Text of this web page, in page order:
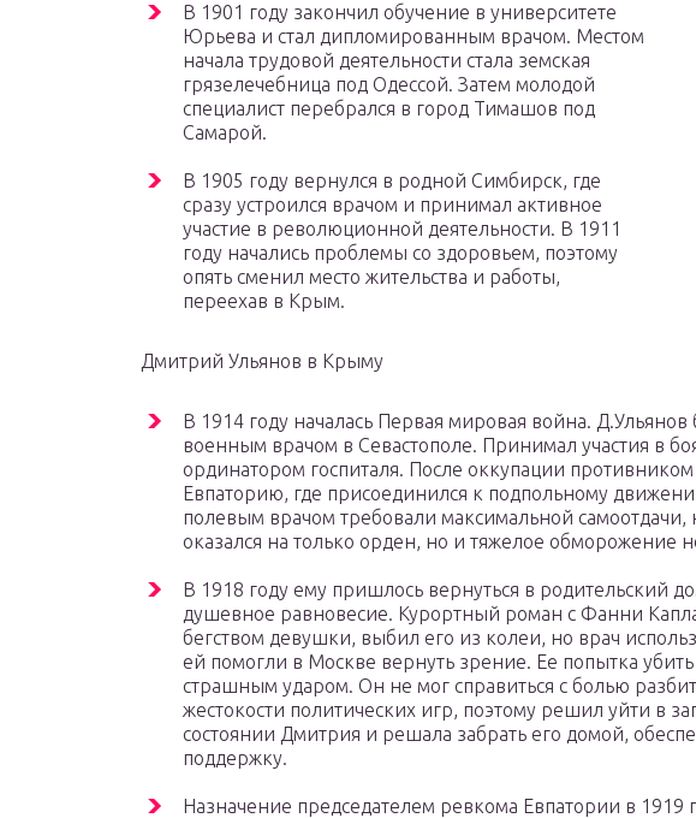
В 1901 году закончил обучение в университете
Юрьева и стал дипломированным врачом. Местом
начала трудовой деятельности стала земская
грязелечебница под Одессой. Затем молодой
специалист перебрался в город Тимашов под
Самарой.
В 1905 году вернулся в родной Симбирск, где
сразу устроился врачом и принимал активное
участие в революционной деятельности. В 1911
году начались проблемы со здоровьем, поэтому
опять сменил место жительства и работы,
переехав в Крым.
Дмитрий Ульянов в Крыму
В 1914 году началась Первая мировая война.
военным врачом в Севастополе. Принимал участия в
ординатором госпиталя. После оккупации
Евпаторию, где присоединился к подпольному
полевым врачом требовали максимальной самоотдачи,
оказался на только орден, но и тяжелое обморожение
В 1918 году ему пришлось вернуться в родительский
душевное равновесие. Курортный роман с Фанни
бегством девушки, выбил его из колеи, но врач
ей помогли в Москве вернуть зрение. Ее попытка
страшным ударом. Он не мог справиться с болью
жестокости политических игр, поэтому решил уйти в
состоянии Дмитрия и решала забрать его домой,
поддержку.
Назначение председателем ревкома Евпатории в 1919